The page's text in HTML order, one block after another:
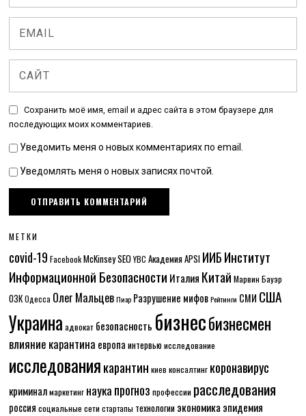
Сохранить моё имя, email и адрес сайта в этом браузере для
последующих моих комментариев.
Уведомить меня о новых комментариях по email.
Уведомлять меня о новых записях почтой.
МЕТКИ
covid-19 Facebook McKinseySEO YBC Академия APSI ИИБИнститут
Информационной Безопасности Италия Китай Марвин Бауэр
ОЗК Одесса Олег Мальцев Пиар Разрушение мифов Рейтинги СМИ США
Украина адвокат безопасность бизнесбизнесмен
влияние карантина европа интервьюисследование
исследованиякарантин киев консалтинг коронавирус
криминалмаркетинг наукапрогноз профессии расследования
россия социальные сети стартапы технологии экономика эпидемия